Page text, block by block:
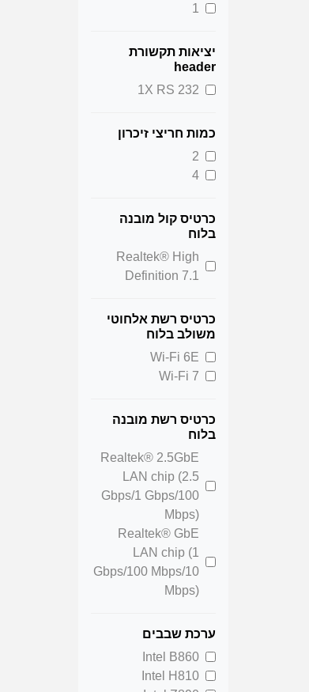
1
יציאות תקשורת
header
1X RS 232
כמות חריצי זיכרון
2
4
כרטיס קול מובנה
בלוח
Realtek® High
Definition 7.1
כרטיס רשת אלחוטי
משולב בלוח
Wi-Fi 6E
Wi-Fi 7
כרטיס רשת מובנה
בלוח
Realtek® 2.5GbE
LAN chip (2.5
Gbps/1 Gbps/100
Mbps)
Realtek® GbE
LAN chip (1
Gbps/100 Mbps/10
Mbps)
ערכת שבבים
Intel B860
Intel H810